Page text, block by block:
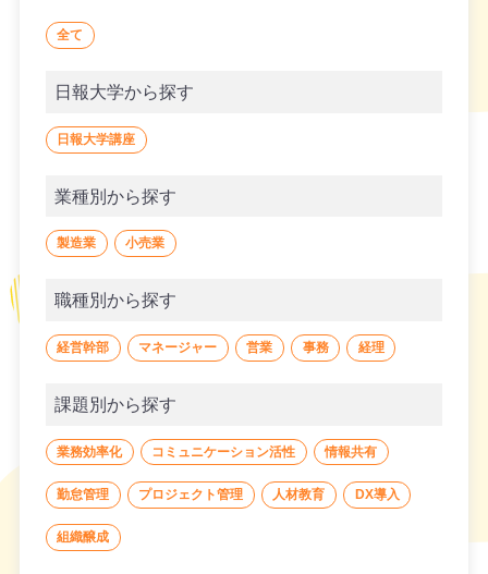
全て
日報大学から探す
日報大学講座
業種別から探す
製造業 小売業
職種別から探す
経営幹部 マネージャー 営業 事務 経理
課題別から探す
業務効率化 コミュニケーション活性 情報共有
勤怠管理 プロジェクト管理 人材教育 DX導入
組織醸成